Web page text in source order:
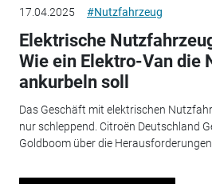
17.04.2025 #Nutzfahrzeug
Elektrische
Wie ein Elektro-Van die
ankurbeln soll
Das Geschäft mit elektrischen
nur schleppend. Citroën Deutschland
Goldboom über die Herausforderungen